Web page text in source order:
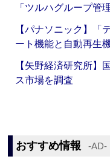
「ツルハグループ管
【パナソニック】「
ート機能と自動再生
【矢野経済研究所】
ス市場を調査
おすすめ情報 ‐AD‐